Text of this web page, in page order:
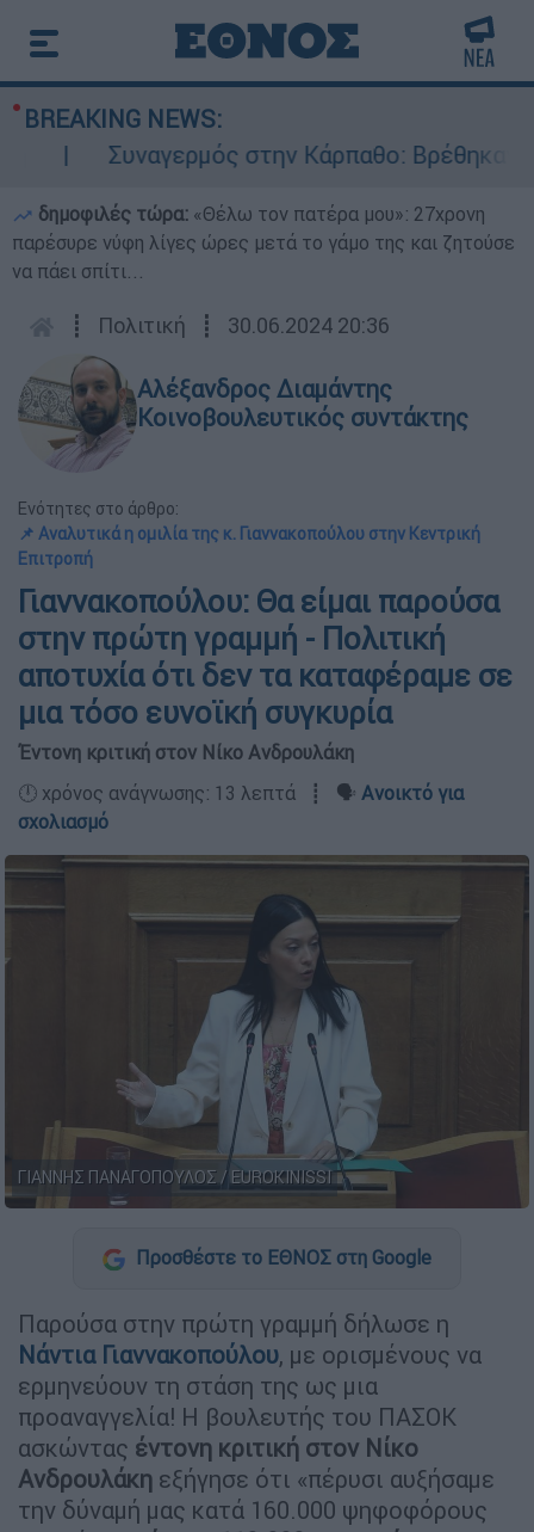
BREAKING NEWS:
στην Κάρπαθο: Βρέθηκαν παλιά
δημοφιλές τώρα: «Θέλω τον πατέρα μου»: 27χρονη
παρέσυρε νύφη λίγες ώρες μετά το γάμο της και ζητούσε
να πάει σπίτι...
┋ Πολιτική ┋ 30.06.2024 20:36
Αλέξανδρος Διαμάντης
Κοινοβουλευτικός συντάκτης
Ενότητες στο άρθρο:
📌 Αναλυτικά η ομιλία της κ. Γιαννακοπούλου στην Κεντρική
Επιτροπή
Γιαννακοπούλου: Θα είμαι παρούσα
στην πρώτη γραμμή - Πολιτική
αποτυχία ότι δεν τα καταφέραμε σε
μια τόσο ευνοϊκή συγκυρία
Έντονη κριτική στον Νίκο Ανδρουλάκη
🕛 χρόνος ανάγνωσης: 13 λεπτά ┋ 🗣️ Ανοικτό για
σχολιασμό
ΓΙΑΝΝΗΣ ΠΑΝΑΓΟΠΟΥΛΟΣ / EUROKINISSI
Προσθέστε το ΕΘΝΟΣ στη Google
Παρούσα στην πρώτη γραμμή δήλωσε η
Νάντια Γιαννακοπούλου, με ορισμένους να
ερμηνεύουν τη στάση της ως μια
προαναγγελία! Η βουλευτής του ΠΑΣΟΚ
ασκώντας έντονη κριτική στον Νίκο
Ανδρουλάκη εξήγησε ότι «πέρυσι αυξήσαμε
την δύναμή μας κατά 160.000 ψηφοφόρους